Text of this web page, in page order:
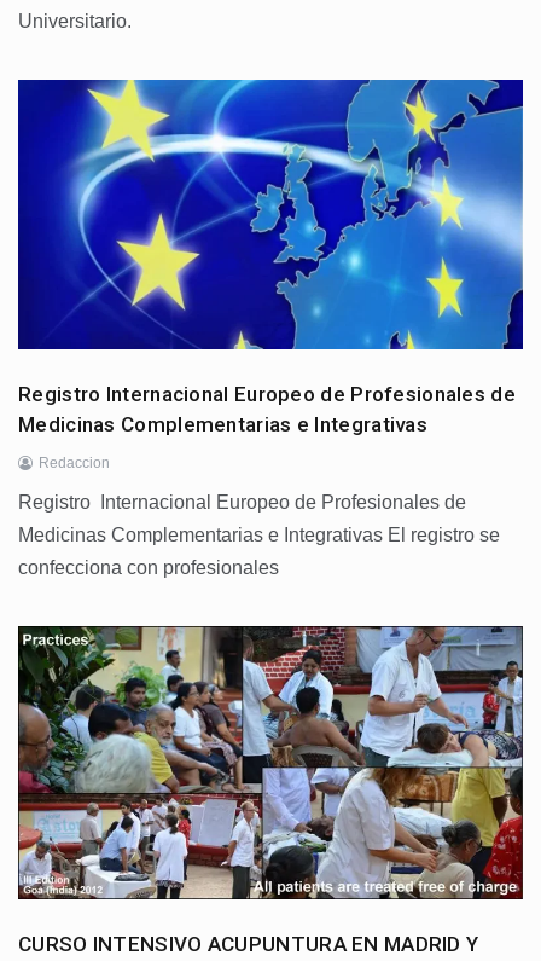
Universitario.
Registro Internacional Europeo de Profesionales de
Medicinas Complementarias e Integrativas
Redaccion
Registro Internacional Europeo de Profesionales de
Medicinas Complementarias e Integrativas El registro se
confecciona con profesionales
CURSO INTENSIVO ACUPUNTURA EN MADRID Y